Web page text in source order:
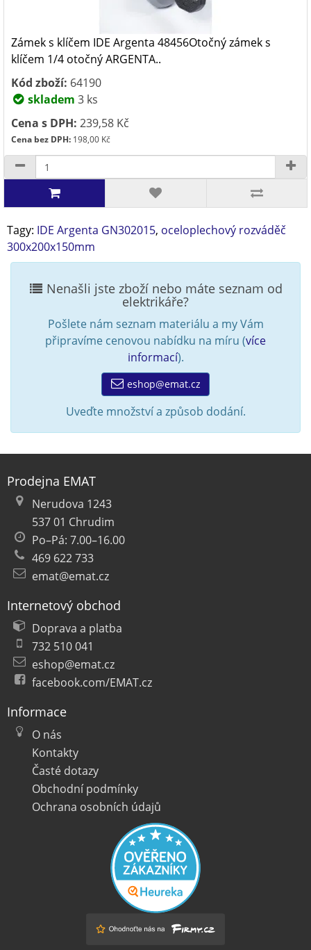
Zámek s klíčem IDE Argenta 48456Otočný zámek s
klíčem 1/4 otočný ARGENTA..
Kód zboží: 64190
skladem 3 ks
Cena s DPH: 239,58 Kč
Cena bez DPH: 198,00 Kč
Tagy: IDE Argenta GN302015, oceloplechový rozváděč
300x200x150mm
Nenašli jste zboží nebo máte seznam od
elektrikáře?
Pošlete nám seznam materiálu a my Vám
připravíme cenovou nabídku na míru (více
informací).
eshop@emat.cz
Uveďte množství a způsob dodání.
Prodejna EMAT
Nerudova 1243
537 01 Chrudim
Po–Pá: 7.00–16.00
469 622 733
emat@emat.cz
Internetový obchod
Doprava a platba
732 510 041
eshop@emat.cz
facebook.com/EMAT.cz
Informace
O nás
Kontakty
Časté dotazy
Obchodní podmínky
Ochrana osobních údajů